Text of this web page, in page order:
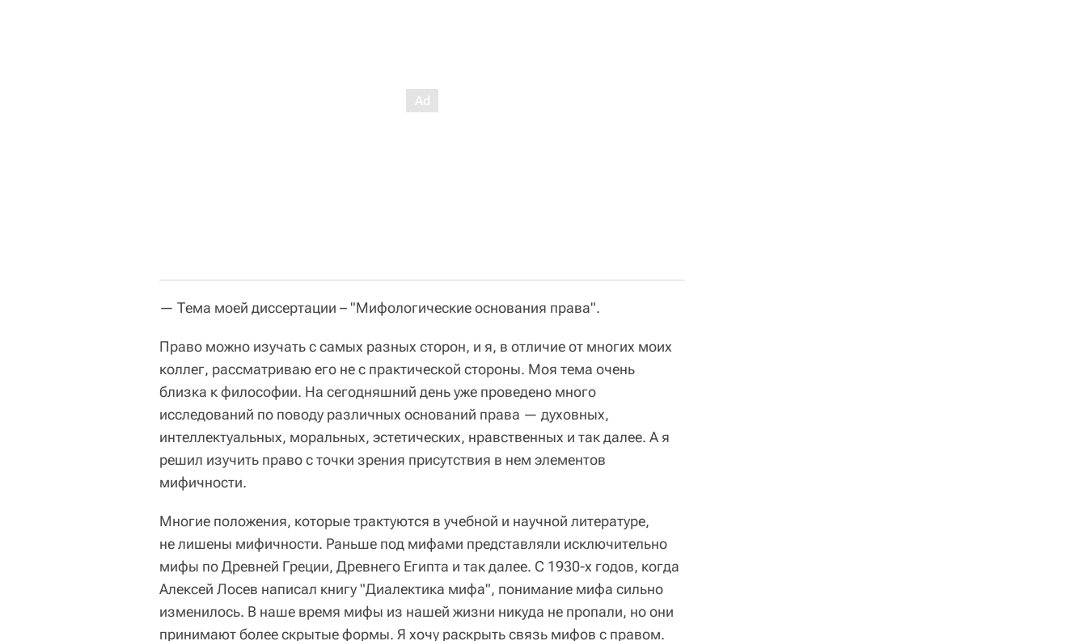
— Тема моей диссертации – "Мифологические основания права".
Право можно изучать с самых разных сторон, и я, в отличие от многих моих
коллег, рассматриваю его не с практической стороны. Моя тема очень
близка к философии. На сегодняшний день уже проведено много
исследований по поводу различных оснований права — духовных,
интеллектуальных, моральных, эстетических, нравственных и так далее. А я
решил изучить право с точки зрения присутствия в нем элементов
мифичности.
Многие положения, которые трактуются в учебной и научной литературе,
не лишены мифичности. Раньше под мифами представляли исключительно
мифы по Древней Греции, Древнего Египта и так далее. С 1930-х годов, когда
Алексей Лосев написал книгу "Диалектика мифа", понимание мифа сильно
изменилось. В наше время мифы из нашей жизни никуда не пропали, но они
принимают более скрытые формы. Я хочу раскрыть связь мифов с правом.